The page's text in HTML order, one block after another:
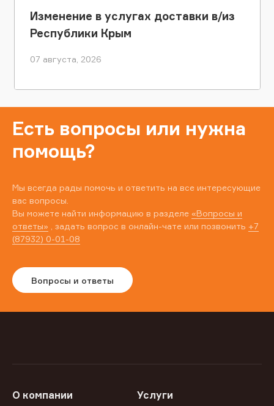
Изменение в услугах доставки в/из
Республики Крым
07 августа, 2026
Есть вопросы или нужна
помощь?
Мы всегда рады помочь и ответить на все интересующие
вас вопросы.
Вы можете найти информацию в разделе «Вопросы и
ответы» , задать вопрос в онлайн-чате или позвонить +7
(87932) 0-01-08
Вопросы и ответы
О компании Услуги